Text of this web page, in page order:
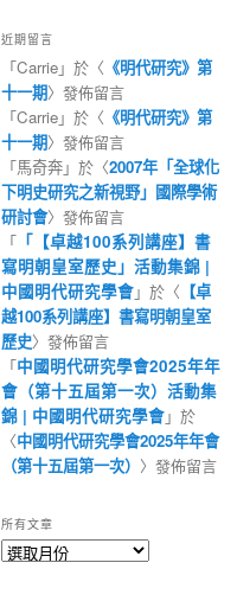
近期留言
「Carrie」於〈 《明代研究》第
十一期〉發佈留言
「Carrie」於〈 《明代研究》第
十一期〉發佈留言
「馬奇奔」於〈2007年「全球化
下明史研究之新視野」國際學術
研討會〉發佈留言
「 「【卓越100系列講座】書
寫明朝皇室歷史」活動集錦 |
中國明代研究學會」於〈 【卓
越100系列講座】書寫明朝皇室
歷史〉發佈留言
「中國明代研究學會2025年年
會（第十五屆第一次）活動集
錦 | 中國明代研究學會」於
〈中國明代研究學會2025年年會
（第十五屆第一次） 〉發佈留言
所有文章
所